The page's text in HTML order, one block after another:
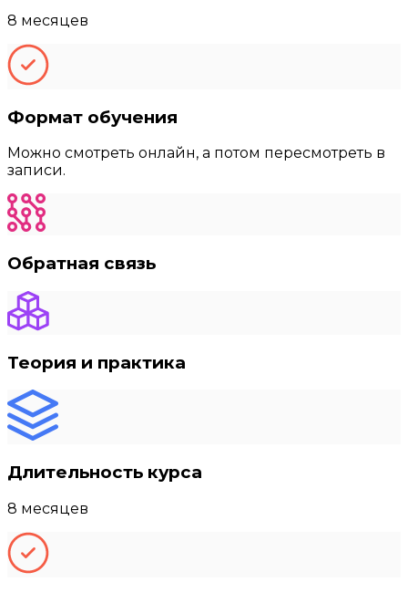
8 месяцев
Формат обучения
Можно смотреть онлайн, а потом пересмотреть в
записи.
Обратная связь
Теория и практика
Длительность курса
8 месяцев